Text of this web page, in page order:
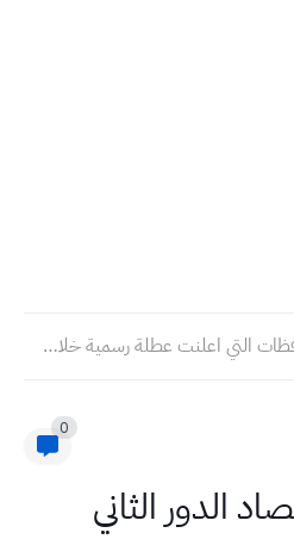
المحافظات التي اعلنت عطلة رسمية خلال هذا الاسبوع ٢٠٢٢
0
الدور الثاني